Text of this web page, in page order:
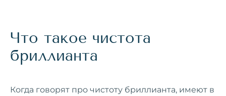
Что такое чистота
бриллианта
Когда говорят про чистоту бриллианта, имеют в